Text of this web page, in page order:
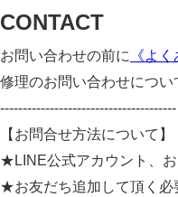
CONTACT
お問い合わせの前に 《よ
修理のお問い合わせについ
---------------------------------------
【お問合せ方法について】
★LINE公式アカウント、お
★お友だち追加して頂く必